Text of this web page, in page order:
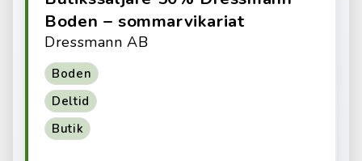
Boden – sommarvikariat
Dressmann AB
Boden
Deltid
Butik